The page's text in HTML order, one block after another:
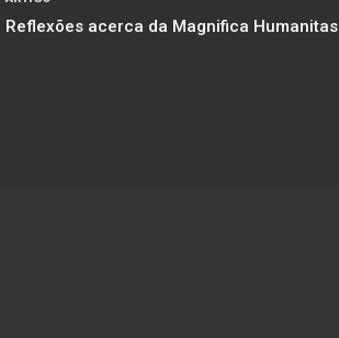
Reflexões acerca da Magnifica Humanitas